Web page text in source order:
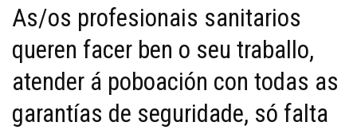
As/os profesionais sanitarios
queren facer ben o seu traballo,
atender á poboación con todas as
garantías de seguridade, só falta